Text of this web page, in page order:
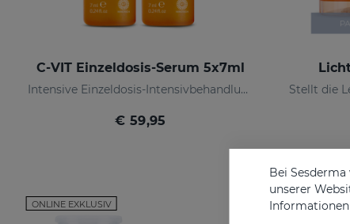
C-VIT Einzeldosis-Serum 5x7ml
Intensive Einzeldosis-Intensivbehandlung
€ 59,95
ONLINE EXKLUSIV ONLINE
Bei
unserer